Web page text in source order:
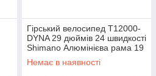
Гірський велосипед T12000-
DYNA 29 дюймів 24 швидкості
Shimano Алюмінієва рама 19
дюймів Сірий
Немає в наявності